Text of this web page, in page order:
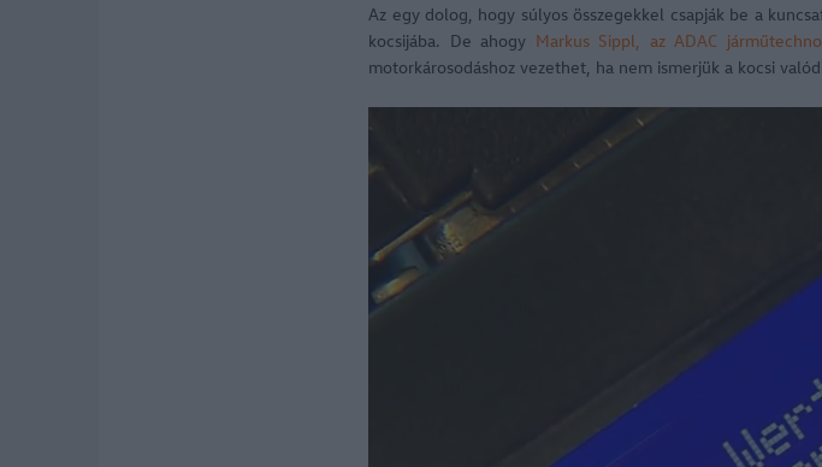
Az egy dolog, hogy súlyos összegekkel csapják be a
kocsijába. De ahogy Markus Sippl, az ADAC
motorkárosodáshoz vezethet, ha nem ismerjük a kocsi